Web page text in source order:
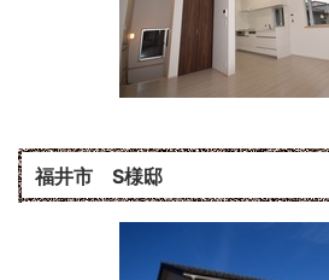
福井市 S様邸